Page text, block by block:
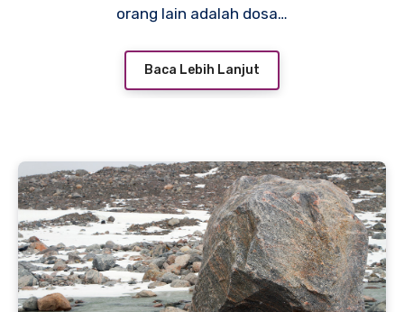
orang lain adalah dosa…
Baca Lebih Lanjut